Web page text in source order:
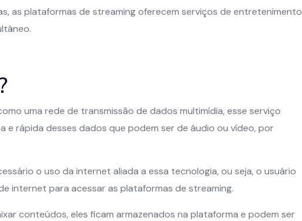
as plataformas de streaming oferecem serviços de entretenimento
uma rede de transmissão de dados multimídia, esse serviço
e rápida desses dados que podem ser de áudio ou vídeo, por
o uso da internet aliada a essa tecnologia, ou seja, o usuário
internet para acessar as plataformas de streaming.
conteúdos, eles ficam armazenados na plataforma e podem ser